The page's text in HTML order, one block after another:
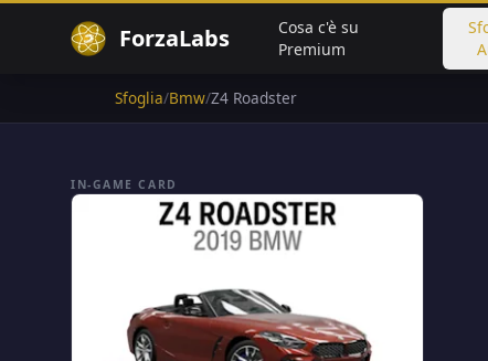
ForzaLabs
Cosa c'è su
Premium
Sfoglia/Bmw/Z4 Roadster
IN-GAME CARD